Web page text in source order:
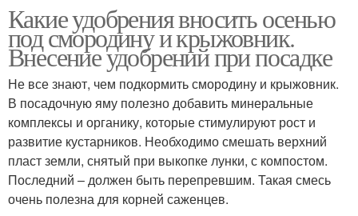
Какие удобрения вносить осенью
под смородину и крыжовник.
Внесение удобрений при посадке
Не все знают, чем подкормить смородину и крыжовник.
В посадочную яму полезно добавить минеральные
комплексы и органику, которые стимулируют рост и
развитие кустарников. Необходимо смешать верхний
пласт земли, снятый при выкопке лунки, с компостом.
Последний – должен быть перепревшим. Такая смесь
очень полезна для корней саженцев.